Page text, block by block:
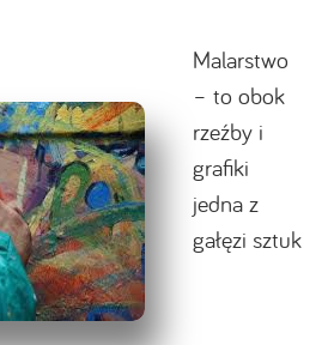
Malarstwo
– to obok
rzeźby i
grafiki
jedna z
gałęzi sztuk